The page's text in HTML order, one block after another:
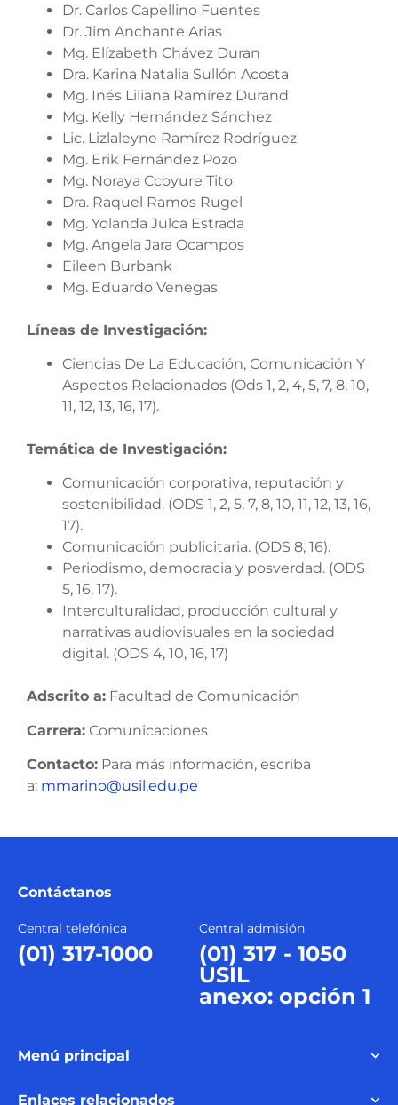
Dr. Carlos Capellino Fuentes
Dr. Jim Anchante Arias
Mg. Elízabeth Chávez Duran
Dra. Karina Natalia Sullón Acosta
Mg. Inés Liliana Ramírez Durand
Mg. Kelly Hernández Sánchez
Lic. Lizlaleyne Ramírez Rodríguez
Mg. Erik Fernández Pozo
Mg. Noraya Ccoyure Tito
Dra. Raquel Ramos Rugel
Mg. Yolanda Julca Estrada
Mg. Angela Jara Ocampos
Eileen Burbank
Mg. Eduardo Venegas
Líneas de Investigación:
Ciencias De La Educación, Comunicación Y
Aspectos Relacionados (Ods 1, 2, 4, 5, 7, 8, 10,
11, 12, 13, 16, 17).
Temática de Investigación:
Comunicación corporativa, reputación y
sostenibilidad. (ODS 1, 2, 5, 7, 8, 10, 11, 12, 13, 16,
17).
Comunicación publicitaria. (ODS 8, 16).
Periodismo, democracia y posverdad. (ODS
5, 16, 17).
Interculturalidad, producción cultural y
narrativas audiovisuales en la sociedad
digital. (ODS 4, 10, 16, 17)
Adscrito a: Facultad de Comunicación
Carrera: Comunicaciones
Contacto: Para más información, escriba
a: mmarino@usil.edu.pe
Contáctanos
Central telefónica
(01) 317-1000
Central admisión
(01) 317 - 1050
USIL
anexo: opción 1
Menú principal
Enlaces relacionados